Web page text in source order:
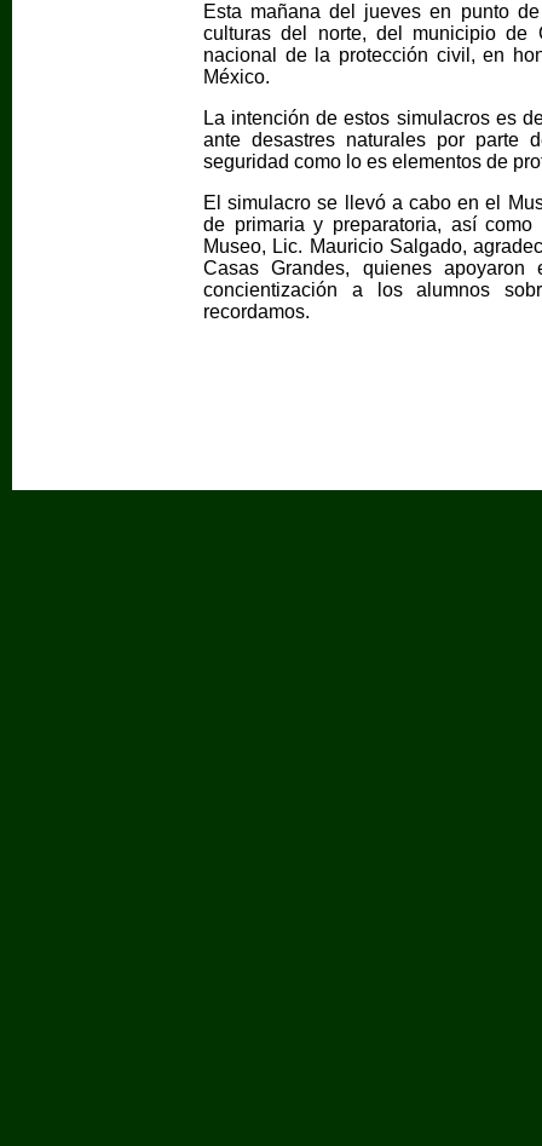
Esta mañana del jueves en punto
culturas del norte, del municipio de
nacional de la protección civil, en
México.
La intención de estos simulacros es
ante desastres naturales por parte
seguridad como lo es elementos de
El simulacro se llevó a cabo en el
de primaria y preparatoria, así
Museo, Lic. Mauricio Salgado,
Casas Grandes, quienes
concientización a los alumnos
recordamos.